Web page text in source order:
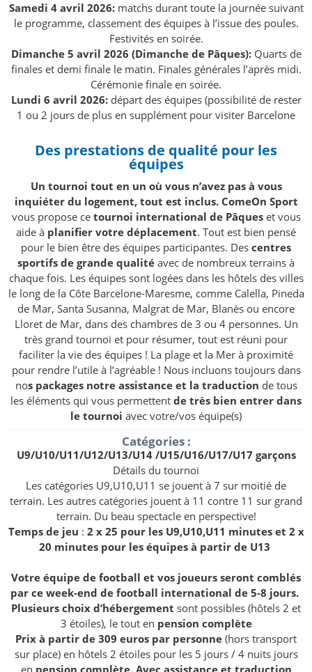
Samedi 4 avril 2026:matchs durant toute la journée suivant
le programme, classement des équipes à l’issue des poules.
Festivités en soirée.
Dimanche 5 avril 2026 (Dimanche de Pâques): Quarts de
finales et demi finale le matin. Finales générales l’après midi.
Cérémonie finale en soirée.
Lundi 6 avril 2026:départ des équipes (possibilité de rester
1 ou 2 jours de plus en supplément pour visiter Barcelone
Des prestations de qualité pour les
équipes
Un tournoi tout en un où vous n’avez pas à vous
inquiéter du logement, tout est inclus. ComeOn Sport
vous propose ce tournoi international de Pâqueset vous
aide à planifier votre déplacement. Tout est bien pensé
pour le bien être des équipes participantes. Des centres
sportifs de grande qualité avec de nombreux terrains à
chaque fois. Les équipes sont logées dans les hôtels des villes
le long de la Côte Barcelone-Maresme, comme Calella, Pineda
de Mar, Santa Susanna, Malgrat de Mar, Blanès ou encore
Lloret de Mar, dans des chambres de 3 ou 4 personnes. Un
très grand tournoi et pour résumer, tout est réuni pour
faciliter la vie des équipes ! La plage et la Mer à proximité
pour rendre l’utile à l’agréable ! Nous incluons toujours dans
nos packages notre assistance et la traduction de tous
les éléments qui vous permettent de très bien entrer dans
le tournoi avec votre/vos équipe(s)
Catégories :
U9/U10/U11/U12/U13/U14 /U15/U16/U17/U17 garçons
Détails du tournoi
Les catégories U9,U10,U11 se jouent à 7 sur moitié de
terrain. Les autres catégories jouent à 11 contre 11 sur grand
terrain. Du beau spectacle en perspective!
Temps de jeu : 2 x 25 pour les U9,U10,U11 minutes et 2 x
20 minutes pour les équipes à partir de U13
Votre équipe de football et vos joueurs seront comblés
par ce week-end de football international de 5-8 jours.
Plusieurs choix d’hébergement sont possibles (hôtels 2 et
3 étoiles), le tout en pension complète
Prix à partir de 309 euros par personne (hors transport
sur place) en hôtels 2 étoiles pour les 5 jours / 4 nuits jours
en pension complète. Avec assistance et traduction